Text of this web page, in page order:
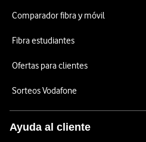
Comparador fibra y móvil
Fibra estudiantes
Ofertas para clientes
Sorteos Vodafone
Ayuda al cliente